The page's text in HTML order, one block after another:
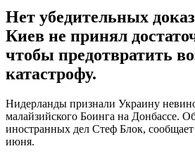
Нет убедительных
Киев не принял
чтобы предотвратить
катастрофу.
Нидерланды признали Украину
малайзийского Боинга на Донбассе.
иностранных дел Стеф Блок, сообщает
июня.